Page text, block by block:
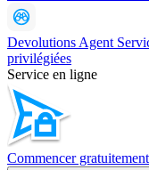
Devolutions Agent
privilégiées
Service en ligne
Commencer gratuitement